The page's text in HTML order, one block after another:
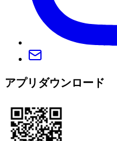
アプリダウンロード